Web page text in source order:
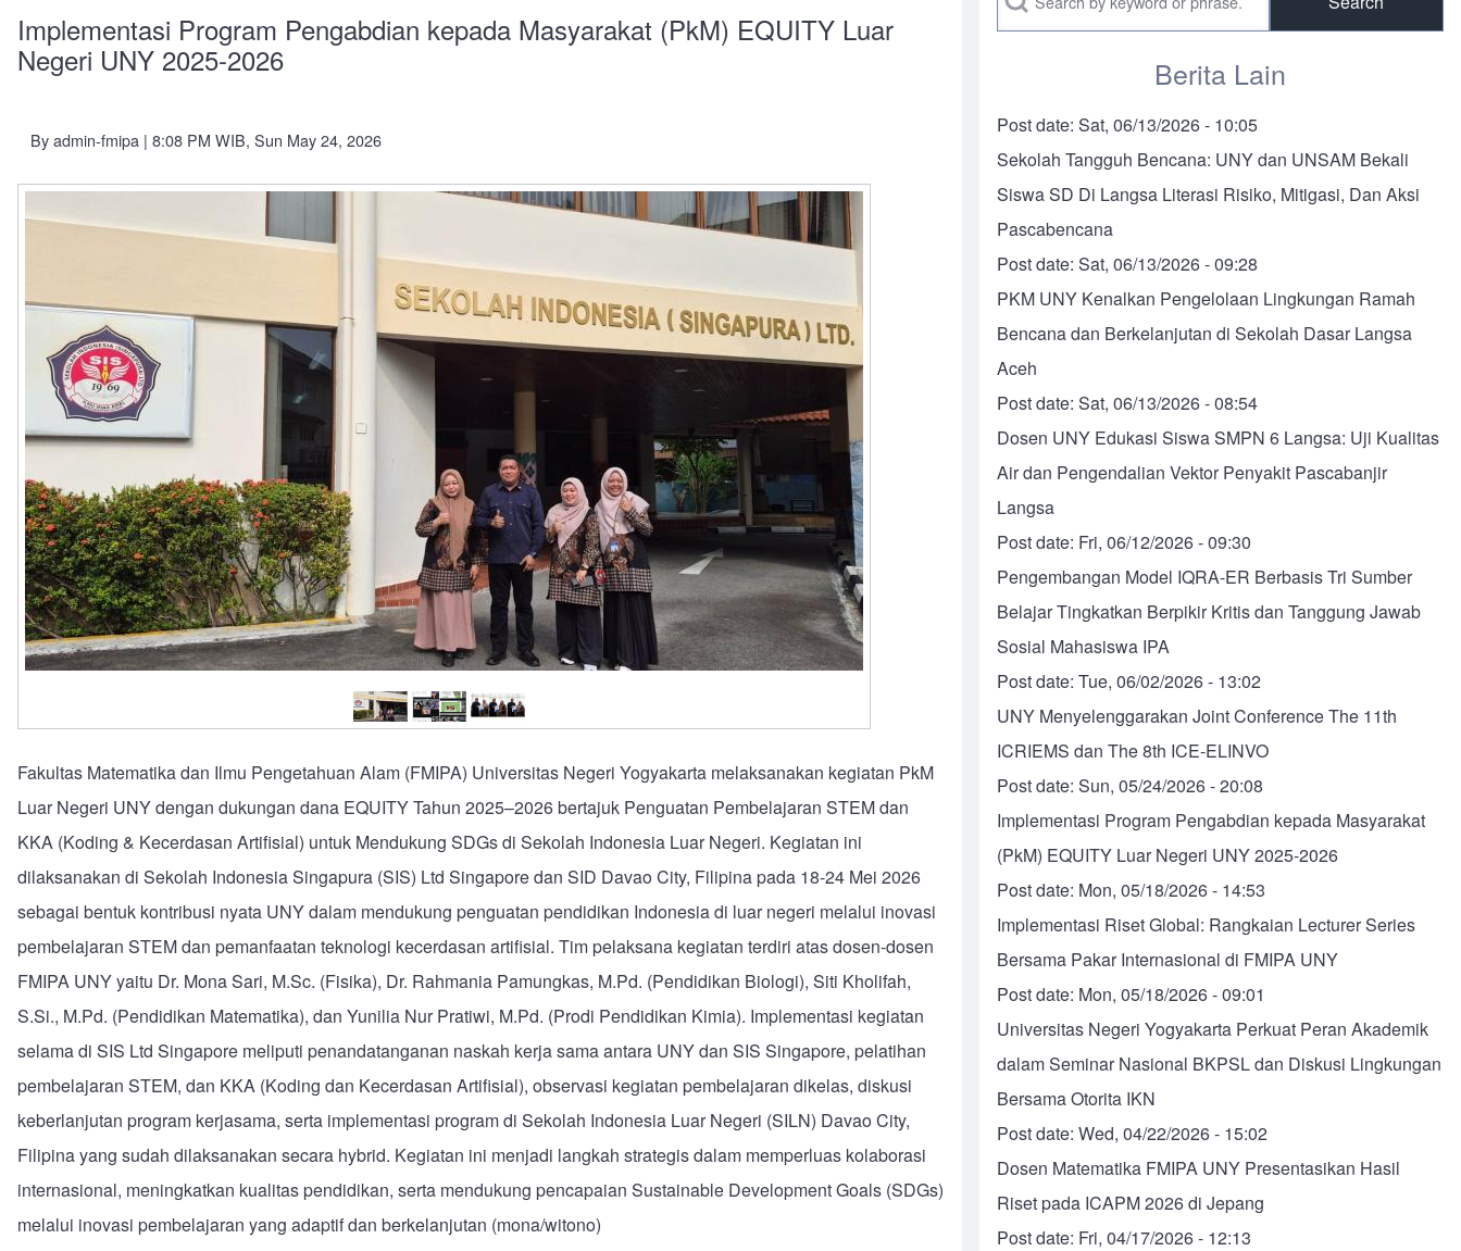
Implementasi Program Pengabdian kepada Masyarakat (PkM) EQUITY Luar
Negeri UNY 2025-2026
Byadmin-fmipa | 8:08 PM WIB, Sun May 24, 2026
Fakultas Matematika dan Ilmu Pengetahuan Alam (FMIPA) Universitas Negeri Yogyakarta melaksanakan kegiatan PkM
Luar Negeri UNY dengan dukungan dana EQUITY Tahun 2025–2026 bertajuk Penguatan Pembelajaran STEM dan
KKA (Koding & Kecerdasan Artifisial) untuk Mendukung SDGs di Sekolah Indonesia Luar Negeri. Kegiatan ini
dilaksanakan di Sekolah Indonesia Singapura (SIS) Ltd Singapore dan SID Davao City, Filipina pada 18-24 Mei 2026
sebagai bentuk kontribusi nyata UNY dalam mendukung penguatan pendidikan Indonesia di luar negeri melalui inovasi
pembelajaran STEM dan pemanfaatan teknologi kecerdasan artifisial. Tim pelaksana kegiatan terdiri atas dosen-dosen
FMIPA UNY yaitu Dr. Mona Sari, M.Sc. (Fisika), Dr. Rahmania Pamungkas, M.Pd. (Pendidikan Biologi), Siti Kholifah,
S.Si., M.Pd. (Pendidikan Matematika), dan Yunilia Nur Pratiwi, M.Pd. (Prodi Pendidikan Kimia). Implementasi kegiatan
selama di SIS Ltd Singapore meliputi penandatanganan naskah kerja sama antara UNY dan SIS Singapore, pelatihan
pembelajaran STEM, dan KKA (Koding dan Kecerdasan Artifisial), observasi kegiatan pembelajaran dikelas, diskusi
keberlanjutan program kerjasama, serta implementasi program di Sekolah Indonesia Luar Negeri (SILN) Davao City,
Filipina yang sudah dilaksanakan secara hybrid. Kegiatan ini menjadi langkah strategis dalam memperluas kolaborasi
internasional, meningkatkan kualitas pendidikan, serta mendukung pencapaian Sustainable Development Goals (SDGs)
melalui inovasi pembelajaran yang adaptif dan berkelanjutan (mona/witono)
Berita Lain
Post date:Sat, 06/13/2026 - 10:05
Sekolah Tangguh Bencana: UNY dan UNSAM Bekali
Siswa SD Di Langsa Literasi Risiko, Mitigasi, Dan Aksi
Pascabencana
Post date:Sat, 06/13/2026 - 09:28
PKM UNY Kenalkan Pengelolaan Lingkungan Ramah
Bencana dan Berkelanjutan di Sekolah Dasar Langsa
Aceh
Post date:Sat, 06/13/2026 - 08:54
Dosen UNY Edukasi Siswa SMPN 6 Langsa: Uji Kualitas
Air dan Pengendalian Vektor Penyakit Pascabanjir
Langsa
Post date: Fri, 06/12/2026 - 09:30
Pengembangan Model IQRA-ER Berbasis Tri Sumber
Belajar Tingkatkan Berpikir Kritis dan Tanggung Jawab
Sosial Mahasiswa IPA
Post date:Tue, 06/02/2026 - 13:02
UNY Menyelenggarakan Joint Conference The 11th
ICRIEMS dan The 8th ICE-ELINVO
Post date:Sun, 05/24/2026 - 20:08
Implementasi Program Pengabdian kepada Masyarakat
(PkM) EQUITY Luar Negeri UNY 2025-2026
Post date: Mon, 05/18/2026 - 14:53
Implementasi Riset Global: Rangkaian Lecturer Series
Bersama Pakar Internasional di FMIPA UNY
Post date: Mon, 05/18/2026 - 09:01
Universitas Negeri Yogyakarta Perkuat Peran Akademik
dalam Seminar Nasional BKPSL dan Diskusi Lingkungan
Bersama Otorita IKN
Post date:Wed, 04/22/2026 - 15:02
Dosen Matematika FMIPA UNY Presentasikan Hasil
Riset pada ICAPM 2026 di Jepang
Post date: Fri, 04/17/2026 - 12:13